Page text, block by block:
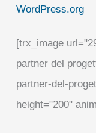
WordPress.org
[trx_image
partner del
partner-del-
height="200"